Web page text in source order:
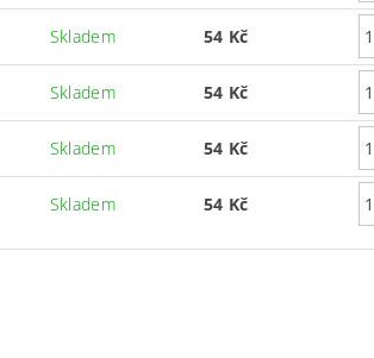
Skladem 54 Kč
Skladem 54 Kč
Skladem 54 Kč
Skladem 54 Kč